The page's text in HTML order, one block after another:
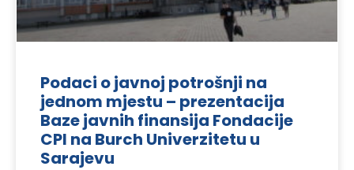
Podaci o javnoj potrošnji na
jednom mjestu – prezentacija
Baze javnih finansija Fondacije
CPI na Burch Univerzitetu u
Sarajevu